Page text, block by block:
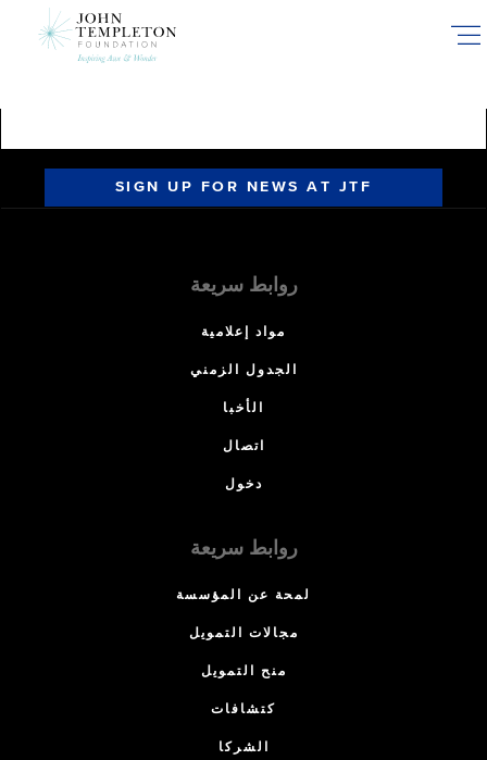
SIGN UP FOR NEWS AT JTF
روابط سريعة
مواد إعلامية
الجدول الزمني
الأخبا
اتصال
دخول
روابط سريعة
لمحة عن المؤسسة
مجالات التمويل
منح التمويل
كتشافات
الشركا